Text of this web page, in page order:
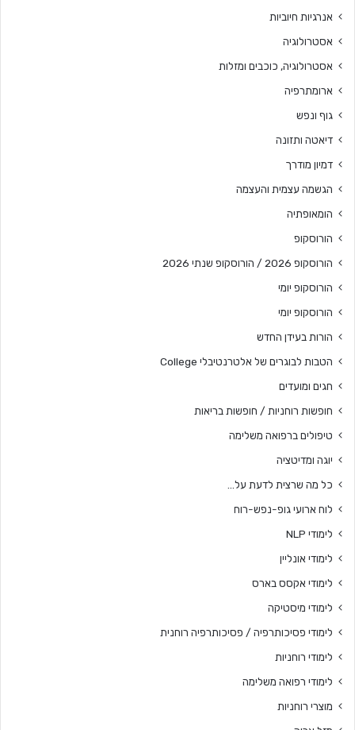
אנרגיות חיוביות
אסטרולוגיה
אסטרולוגיה, כוכבים ומזלות
ארומתרפיה
גוף ונפש
דיאטה ותזונה
דמיון מודרך
הגשמה עצמית והעצמה
הומאופתיה
הורוסקופ
הורוסקופ 2026 / הורוסקופ שנתי 2026
הורוסקופ יומי
הורוסקופ יומי
הורות בעידן החדש
הטבות לבוגרים של אלטרנטיבלי College
חגים ומועדים
חופשות רוחניות / חופשות בריאות
טיפולים ברפואה משלימה
יוגה ומדיטציה
כל מה שרצית לדעת על…
לוח ארועי גופ-נפש-רוח
לימודי NLP
לימודי אונליין
לימודי אקסס בארס
לימודי מיסטיקה
לימודי פסיכותרפיה / פסיכותרפיה רוחנית
לימודי רוחניות
לימודי רפואה משלימה
מוצרי רוחניות